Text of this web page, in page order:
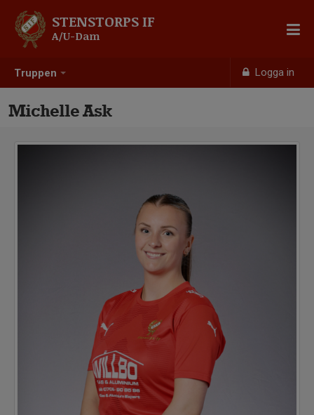
Truppen Logga in
STENSTORPS IF
A/U-Dam
Michelle Ask